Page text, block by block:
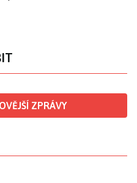
ZPRÁVY